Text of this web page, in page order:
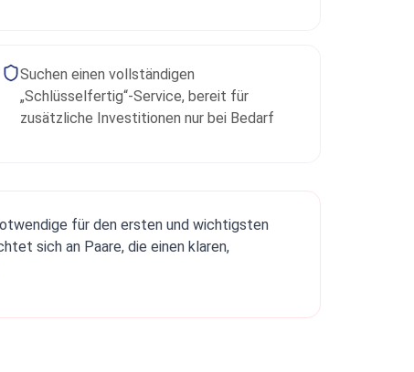
Suchen einen vollständigen
„Schlüsselfertig“-Service, bereit für
zusätzliche Investitionen nur bei Bedarf
für den ersten und wichtigsten
sich an Paare, die einen klaren,